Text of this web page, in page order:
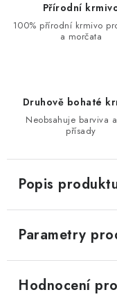
Přírodní
100% přírodní krmivo
a morčata
Druhově bohaté
Neobsahuje barviva
přísady
Popis
Parametry
Hodnocení